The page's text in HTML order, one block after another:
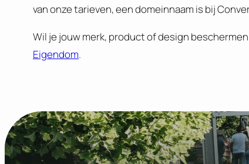
van onze tarieven, een domeinnaam is bij
Wil je jouw merk, product of design
Eigendom.